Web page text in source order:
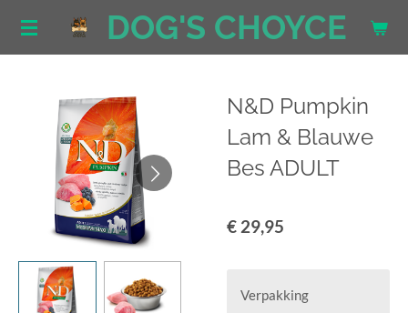
Ga
hoofdinhoud
DOG'S CHOYCE
N&D Pumpkin
Lam & Blauwe
Bes ADULT
€ 29,95
Verpakking